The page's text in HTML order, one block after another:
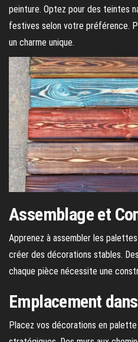
peinture. Optez pour des teintes
festives selon votre préférence.
un charme unique.
Assemblage et
Apprenez à assembler les
créer des décorations stables.
chaque pièce nécessite une
Emplacement
Placez vos décorations en